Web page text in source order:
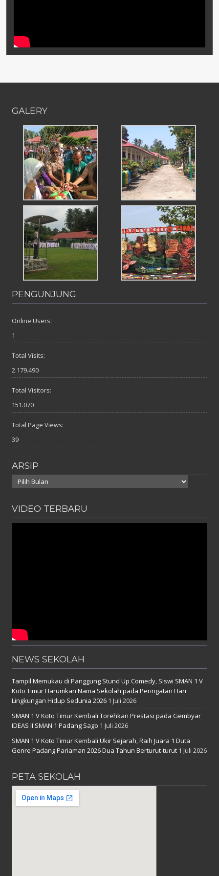
GALERY
PENGUNJUNG
Online Users:
1
Total Visits:
2.179.490
Total Visitors:
151.070
Total Page Views:
39
ARSIP
Arsip
VIDEO TERBARU
NEWS SEKOLAH
Tampil Memukau di Panggung Stund Up Comedy, Siswi SMAN 1 V
Koto Timur Harumkan Nama Sekolah pada Peringatan Hari
Lingkungan Hidup Sedunia 2026 1 Juli 2026
SMAN 1 V Koto Timur Kembali Torehkan Prestasi pada Gembyar
IDEAS II SMAN 1 Padang Sago 1 Juli 2026
SMAN 1 V Koto Timur Kembali Ukir Sejarah, Raih Juara 1 Duta
Genre Padang Pariaman 2026 Dua Tahun Berturut-turut 1 Juli 2026
PETA SEKOLAH